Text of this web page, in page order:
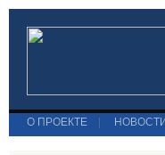
О ПРОЕКТЕ НОВОСТИ